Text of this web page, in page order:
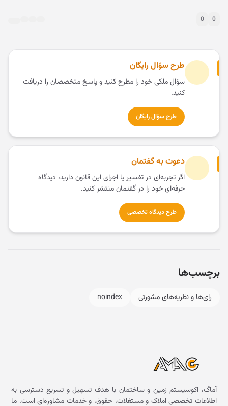
0
0
طرح سؤال رایگان
سؤال ملکی خود را مطرح کنید و پاسخ متخصصان را دریافت
کنید.
طرح سؤال رایگان
دعوت به گفتمان
اگر تجربه‌ای در تفسیر یا اجرای این قانون دارید، دیدگاه
حرفه‌ای خود را در گفتمان منتشر کنید.
طرح دیدگاه تخصصی
برچسب‌ها
رای‌ها و نظریه‌های مشورتی noindex
آماگ، اکوسیستم زمین و ساختمان با هدف تسهیل و تسریع دسترسی به
اطلاعات تخصصی املاک و مستغلات، حقوق، و خدمات مشاوره‌ای است. ما